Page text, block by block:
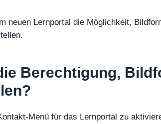
neuen Lernportal die Möglichkeit,
Berechtigung,
Menü für das Lernportal zu